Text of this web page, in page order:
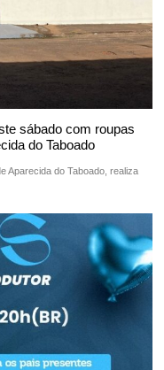
sábado com roupas
do Taboado
Aparecida do Taboado, realiza